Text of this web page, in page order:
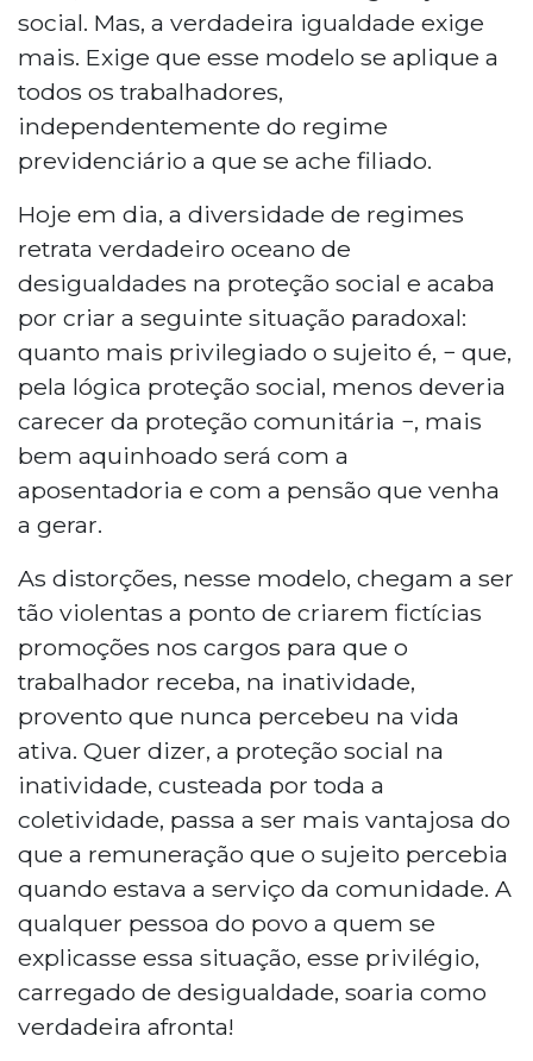
social. Mas, a verdadeira igualdade exige
mais. Exige que esse modelo se aplique a
todos os trabalhadores,
independentemente do regime
previdenciário a que se ache filiado.
Hoje em dia, a diversidade de regimes
retrata verdadeiro oceano de
desigualdades na proteção social e acaba
por criar a seguinte situação paradoxal:
quanto mais privilegiado o sujeito é, − que,
pela lógica proteção social, menos deveria
carecer da proteção comunitária −, mais
bem aquinhoado será com a
aposentadoria e com a pensão que venha
a gerar.
As distorções, nesse modelo, chegam a ser
tão violentas a ponto de criarem fictícias
promoções nos cargos para que o
trabalhador receba, na inatividade,
provento que nunca percebeu na vida
ativa. Quer dizer, a proteção social na
inatividade, custeada por toda a
coletividade, passa a ser mais vantajosa do
que a remuneração que o sujeito percebia
quando estava a serviço da comunidade. A
qualquer pessoa do povo a quem se
explicasse essa situação, esse privilégio,
carregado de desigualdade, soaria como
verdadeira afronta!